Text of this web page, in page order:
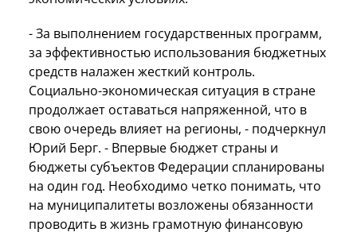
- За выполнением государственных программ,
за эффективностью использования бюджетных
средств налажен жесткий контроль.
Социально-экономическая ситуация в стране
продолжает оставаться напряженной, что в
свою очередь влияет на регионы, - подчеркнул
Юрий Берг. - Впервые бюджет страны и
бюджеты субъектов Федерации спланированы
на один год. Необходимо четко понимать, что
на муниципалитеты возложены обязанности
проводить в жизнь грамотную финансовую